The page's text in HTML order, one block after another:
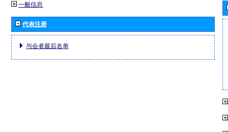
一般信息
代表注册
与会者最后名单